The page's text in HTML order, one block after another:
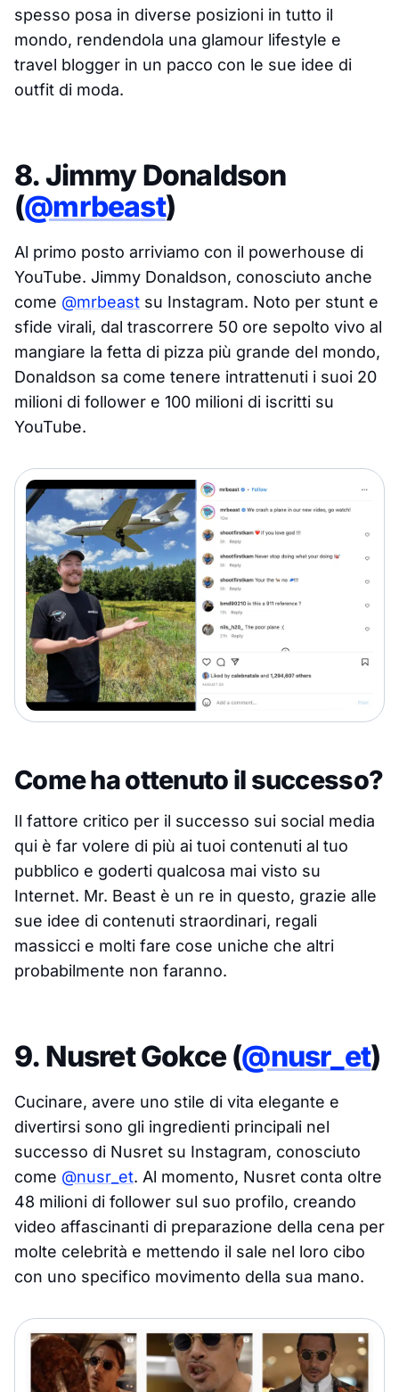
spesso posa in diverse posizioni in tutto il
mondo, rendendola una glamour lifestyle e
travel blogger in un pacco con le sue idee di
outfit di moda.
8. Jimmy Donaldson
(@mrbeast)
Al primo posto arriviamo con il powerhouse di
YouTube. Jimmy Donaldson, conosciuto anche
come @mrbeast su Instagram. Noto per stunt e
sfide virali, dal trascorrere 50 ore sepolto vivo al
mangiare la fetta di pizza più grande del mondo,
Donaldson sa come tenere intrattenuti i suoi 20
milioni di follower e 100 milioni di iscritti su
YouTube.
Come ha ottenuto il successo?
Il fattore critico per il successo sui social media
qui è far volere di più ai tuoi contenuti al tuo
pubblico e goderti qualcosa mai visto su
Internet. Mr. Beast è un re in questo, grazie alle
sue idee di contenuti straordinari, regali
massicci e molti fare cose uniche che altri
probabilmente non faranno.
9. Nusret Gokce (@nusr_et)
Cucinare, avere uno stile di vita elegante e
divertirsi sono gli ingredienti principali nel
successo di Nusret su Instagram, conosciuto
come @nusr_et. Al momento, Nusret conta oltre
48 milioni di follower sul suo profilo, creando
video affascinanti di preparazione della cena per
molte celebrità e mettendo il sale nel loro cibo
con uno specifico movimento della sua mano.